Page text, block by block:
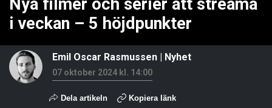
Nya filmer och serier att streama
i veckan – 5 höjdpunkter
Emil Oscar Rasmussen Nyhet
07 oktober 2024 kl. 14:00
Dela artikeln Kopiera länk